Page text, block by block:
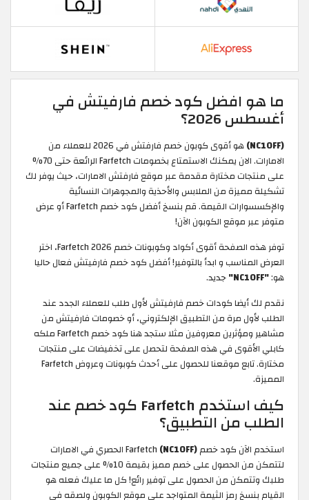
ما هو افضل كود خصم فارفيتش في
أغسطس 2026؟
(NC10FF)
هو أقوى كوبون خصم فارفتش في 2026 للعملاء من
الامارات. الان يمكنك الاستمتاع بخصومات Farfetch الرائعة حتى 70%
على منتجات مختارة مقدمة عبر موقع فارفتش الامارات، حيث يوفر لك
تشكيلة مميزة من الملابس والأحذية والمجوهرات النسائية
والإكسسوارات القيمة. قم بنسخ أفضل كود خصم Farfetch أو عرض
متوفر عبر موقع الكوبون الآن!
توفر هذه الصفحة أقوى أكواد وكوبونات خصم Farfetch 2026، اختر
العرض المناسب و ابدأ بالتوفير! أفضل كود خصم فارفيتش فعال حاليا
هو:"NC10FF"
جديد.
نقدم لك أيضا كودات خصم فارفيتش لأول طلب للعملاء الجدد عند
الطلب لأول مرة من التطبيق الإلكتروني، أو خصومات فارفيتش من
مشاهير ومؤثرين معروفين مثلا ستجد هنا كود خصم Farfetch ملكه
كابلي الأقوى في هذه الصفحة لتحصل على تخفيضات على منتجات
مختارة. تابع موقعنا للحصول على أحدث كوبونات وعروض Farfetch
المميزة.
كيف استخدم Farfetch كود خصم عند
الطلب من التطبيق؟
استخدم الآن كود خصم Farfetch(NC10FF)
الحصري في الامارات
لتتمكن من الحصول على خصم مميز بقيمة 10% على جميع منتجات
طلبك وتتمكن من الحصول على توفير رائع! كل ما عليك فعله هو
القيام بنسخ رمز الثيمة المتواجد على موقع الكوبون ولصقه في